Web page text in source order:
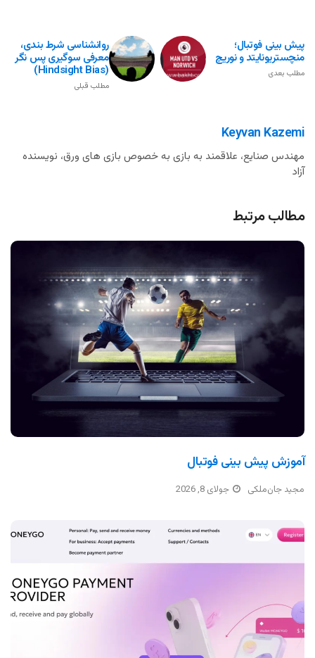
روانشناسی شرط بندی،
معرفی سوگیری پس نگر
(Hindsight Bias)
مطلب قبلی
پیش بینی فوتبال؛
منچستریونایتد و نوریچ
مطلب بعدی
Keyvan Kazemi
مهندس صنایع، علاقمند به بازی به خصوص بازی های ورق، نویسنده
آزاد
مطالب مرتبط
آموزش پیش بینی فوتبال
مجید جان‌ملکی جولای 8, 2026